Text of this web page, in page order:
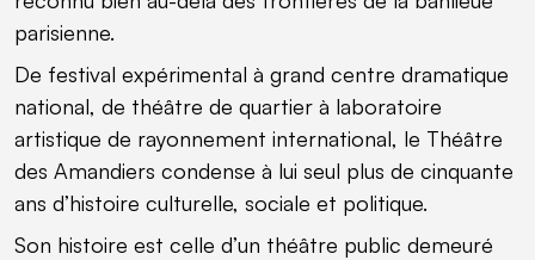
parisienne.
De festival expérimental à grand centre dramatique
national, de théâtre de quartier à laboratoire
artistique de rayonnement international, le Théâtre
des Amandiers condense à lui seul plus de cinquante
ans d’histoire culturelle, sociale et politique.
Son histoire est celle d’un théâtre public demeuré